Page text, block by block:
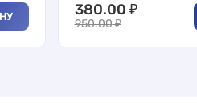
380.00 ₽
950.00₽